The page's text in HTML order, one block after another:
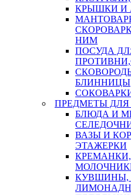
КРЫШКИ И
НИМ
ПОСУДА
БЛИННИЦЫ
ПРЕДМЕТЫ ДЛЯ
БЛЮДА И
ВАЗЫ И
ЭТАЖЕРКИ
КУВШИНЫ,